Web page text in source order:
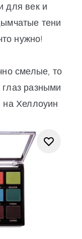
для век и
тени
нужно!
смелые, то
разными
на Хеллоуин